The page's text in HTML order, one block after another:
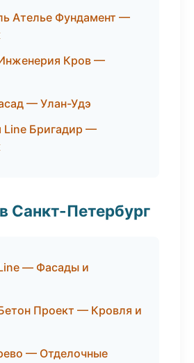
Ателье Фундамент —
Кров —
— Улан-Удэ
Line Бригадир —
Санкт-Петербург
— Фасады и
Проект — Кровля и
— Отделочные